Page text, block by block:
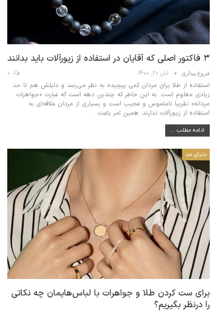
۳ فاکتور اصلی که آقایان در استفاده از زیورآلات باید بدانند
فروغ بیداری آبان 20, 1400
استفاده از طلا برای مردان کمی پیچیده به نظر می‌رسد و دلیلش هم تا حد
زیادی معلوم است. به این خاطر که چندین دهه است که عبارت «جواهرات
مردانه» تقریبا ناملموس و عجیب است و بسیاری از مردان علاقه‌ای به
استفاده از زیورآلات ندارند. همین امر باعث…
ادامه مطلب ...
دنیای مد
برای ست کردن طلا و جواهرات با لباس‌هایمان چه نکاتی
را درنظر بگیریم؟